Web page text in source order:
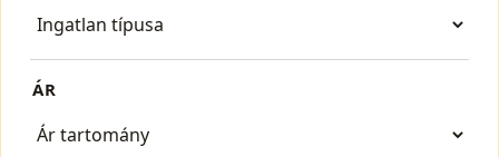
ÁR